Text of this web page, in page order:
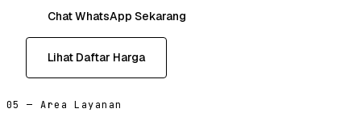
Chat WhatsApp Sekarang
Lihat Daftar Harga
05 — Area Layanan